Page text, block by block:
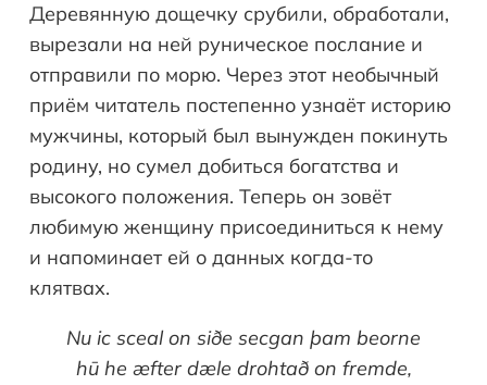
Деревянную дощечку срубили, обработали,
вырезали на ней руническое послание и
отправили по морю. Через этот необычный
приём читатель постепенно узнаёт историю
мужчины, который был вынужден покинуть
родину, но сумел добиться богатства и
высокого положения. Теперь он зовёт
любимую женщину присоединиться к нему
и напоминает ей о данных когда-то
клятвах.
Nu ic sceal on siðe secgan þam beorne
hū he æfter dæle drohtað on fremde,